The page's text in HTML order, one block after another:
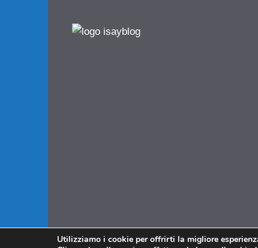
Utilizziamo i cookie per offrirti la migliore